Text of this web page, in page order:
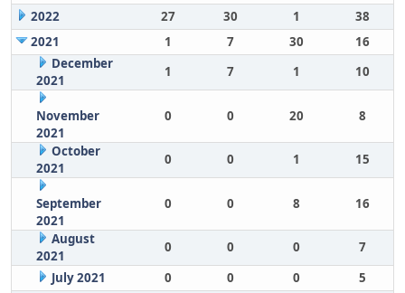
2022
27 30 1
38
2021
1 7 30
16
December
2021
1 7 1 10
November
2021
0 0 20 8
October
2021
0 0 1 15
September
2021
0 0 8 16
August
2021
0 0 0
7
July 2021
0 0 0
5